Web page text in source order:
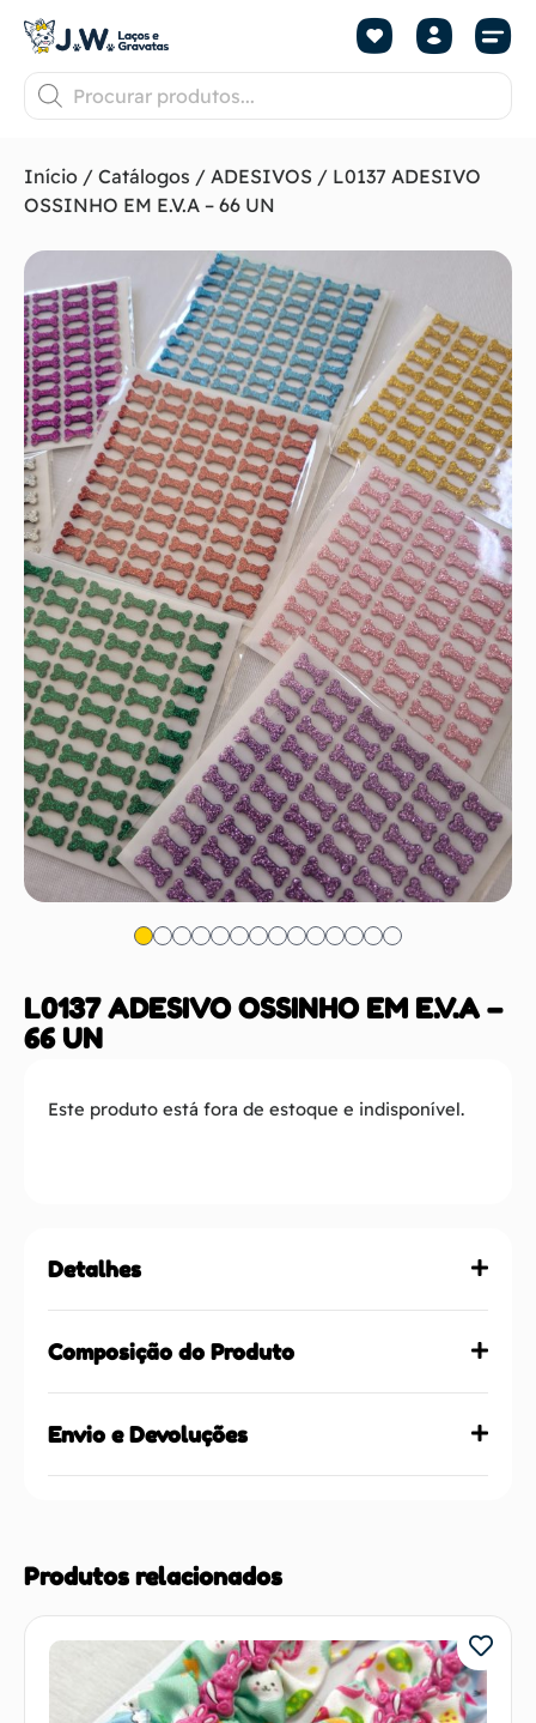
Início / Catálogos / ADESIVOS / L0137 ADESIVO
OSSINHO EM E.V.A – 66 UN
L0137 ADESIVO OSSINHO EM E.V.A –
66 UN
Este produto está fora de estoque e indisponível.
Detalhes
Composição do Produto
Envio e Devoluções
Produtos relacionados